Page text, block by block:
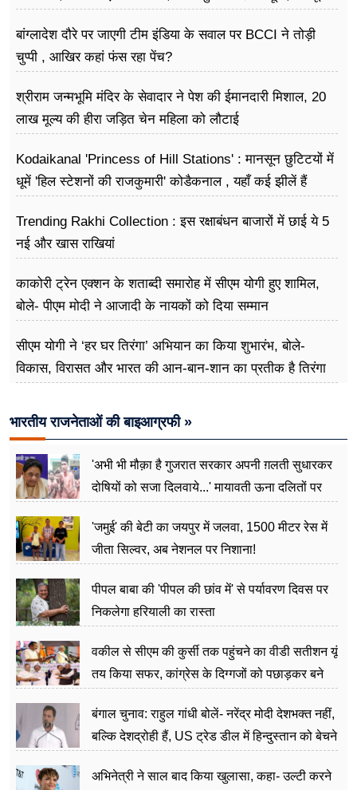
बांग्लादेश दौरे पर जाएगी टीम इंडिया के सवाल पर BCCI ने तोड़ी
चुप्पी , आखिर कहां फंस रहा पेंच?
श्रीराम जन्मभूमि मंदिर के सेवादार ने पेश की ईमानदारी मिशाल, 20
लाख मूल्य की हीरा जड़ित चेन महिला को लौटाई
Kodaikanal 'Princess of Hill Stations' : मानसून छुटिटयों में
धूमें 'हिल स्टेशनों की राजकुमारी' कोडैकनाल , यहाँ कई झीलें हैं
Trending Rakhi Collection : इस रक्षाबंधन बाजारों में छाई ये 5
नई और खास राखियां
काकोरी ट्रेन एक्शन के शताब्दी समारोह में सीएम योगी हुए शामिल,
बोले- पीएम मोदी ने आजादी के नायकों को दिया सम्मान
सीएम योगी ने ‘हर घर तिरंगा’ अभियान का किया शुभारंभ, बोले-
विकास, विरासत और भारत की आन-बान-शान का प्रतीक है तिरंगा
भारतीय राजनेताओं की बाइआग्रफी »
'अभी भी मौक़ा है गुजरात सरकार अपनी ग़लती सुधारकर
दोषियों को सजा दिलवाये...' मायावती ऊना दलितों पर
'जमुई' की बेटी का जयपुर में जलवा, 1500 मीटर रेस में
जीता सिल्वर, अब नेशनल पर निशाना!
पीपल बाबा की 'पीपल की छांव में' से पर्यावरण दिवस पर
निकलेगा हरियाली का रास्ता
वकील से सीएम की कुर्सी तक पहुंचने का वीडी सतीशन यूं
तय किया सफर, कांग्रेस के दिग्गजों को पछाड़कर बने
बंगाल चुनाव: राहुल गांधी बोलें- नरेंद्र मोदी देशभक्त नहीं,
बल्कि देशद्रोही हैं, US ट्रेड डील में हिन्दुस्तान को बेचने
अभिनेत्री ने साल बाद किया खुलासा, कहा- उल्टी करने